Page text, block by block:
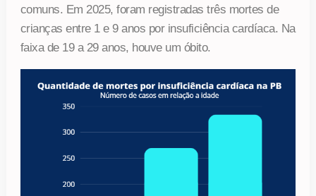
comuns. Em 2025, foram registradas três mortes de
crianças entre 1 e 9 anos por insuficiência cardíaca. Na
faixa de 19 a 29 anos, houve um óbito.